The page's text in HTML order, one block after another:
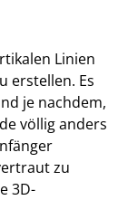
Linien
erstellen. Es
je nachdem,
völlig anders
zu
3D-